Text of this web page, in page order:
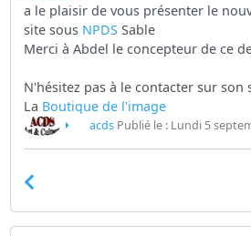
a le plaisir de vous présenter le
site sous NPDS Sable
Merci à Abdel le concepteur de ce
N'hésitez pas à le contacter sur son
La Boutique de l'image
acdsPublié le : Lundi 5